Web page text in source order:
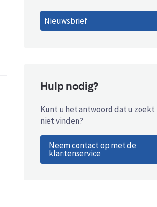
Nieuwsbrief
Hulp nodig?
Kunt u het antwoord dat u zoekt
niet vinden?
Neem contact op met de
klantenservice